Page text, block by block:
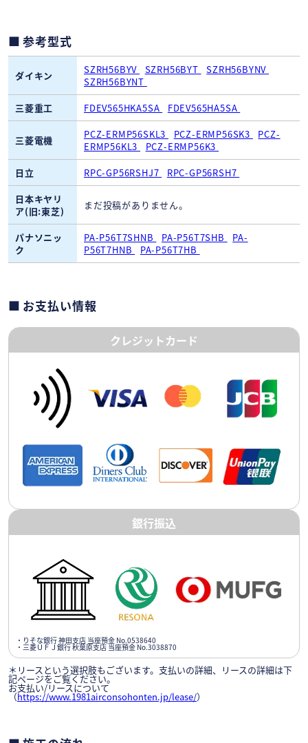
参考型式
ダイキン SZRH56BYV SZRH56BYT
SZRH56BYNV
SZRH56BYNT
三菱重工
FDEV565HKA5SA FDEV565HA5SA
三菱電機 PCZ-ERMP56SKL3 PCZ-ERMP56SK3
PCZ-
ERMP56KL3
PCZ-ERMP56K3
日立
RPC-GP56RSHJ7
RPC-GP56RSH7
日本キヤリ
ア(旧:東芝)
まだ投稿がありません。
パナソニッ
ク
PA-P56T7SHNB PA-P56T7SHB
PA-
P56T7HNB
PA-P56T7HB
お支払い情報
クレジットカード
銀行振込
・りそな銀行 神田支店 当座預金 No.0538640
・三菱ＵＦＪ銀行 秋葉原支店 当座預金 No.3038870
＊リースという選択肢もございます。支払いの詳細、リースの詳細は下
記ページをご覧ください。
お支払い/リースについて
（https://www.1981airconsohonten.jp/lease/）